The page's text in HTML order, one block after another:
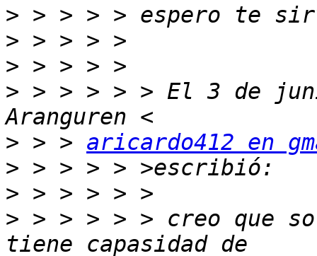
>
>
>
> > > > > > El 3 de
> > > aricardo412 en
>
>
> > > > > > creo que